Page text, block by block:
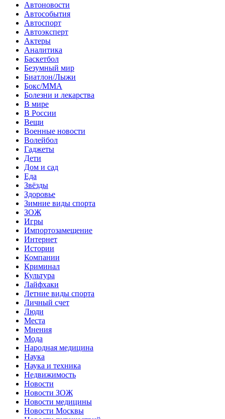
Автоновости
Автособытия
Автоспорт
Автоэксперт
Актеры
Аналитика
Баскетбол
Безумный мир
Биатлон/Лыжи
Бокс/MMA
Болезни и лекарства
В мире
В России
Вещи
Военные новости
Волейбол
Гаджеты
Дети
Дом и сад
Еда
Звёзды
Здоровье
Зимние виды спорта
ЗОЖ
Игры
Импортозамещение
Интернет
Истории
Компании
Криминал
Культура
Лайфхаки
Летние виды спорта
Личный счет
Люди
Места
Мнения
Мода
Народная медицина
Наука
Наука и техника
Недвижимость
Новости
Новости ЗОЖ
Новости медицины
Новости Москвы